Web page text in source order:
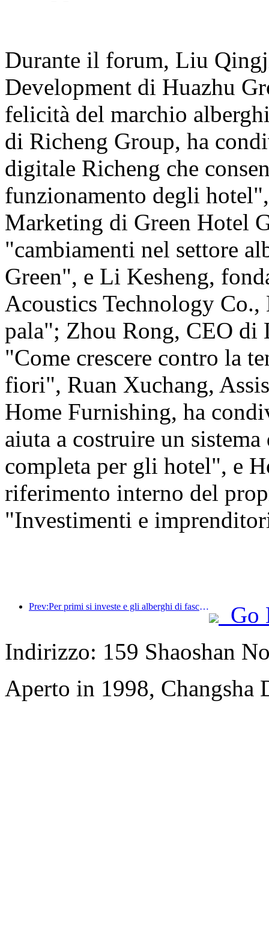
Durante il forum, Liu
Development di Huazhu
felicità del marchio
di Richeng Group, ha
digitale Richeng che
funzionamento degli
Marketing di Green Hotel
"cambiamenti nel settore
Green", e Li Kesheng,
Acoustics Technology
pala"; Zhou Rong, CEO di
"Come crescere contro la
fiori", Ruan Xuchang,
Home Furnishing, ha
aiuta a costruire un
completa per gli hotel", e
riferimento interno del
"Investimenti e
Prev:Per primi si investe e gli alberghi di fascia medio-alta hanno superato la fase di speculazione.
Go
Indirizzo: 159 Shaoshan
Aperto in 1998, Changsha